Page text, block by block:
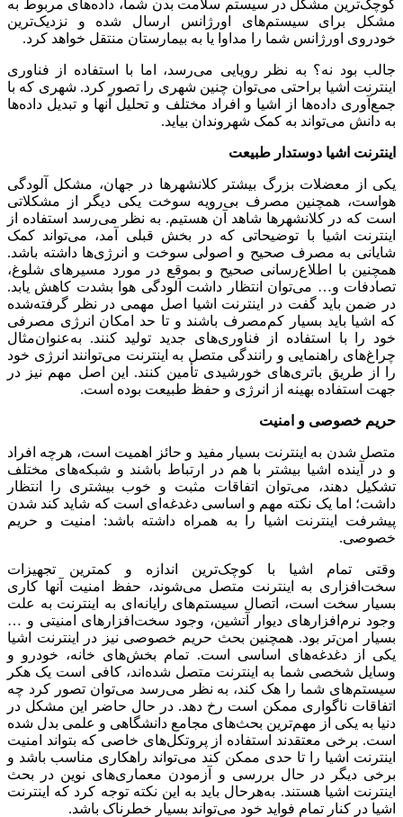
کوچک‌ترین مشکل در سیستم سلامت بدن شما، داده‌های مربوط به
مشکل برای سیستم‌های اورژانس ارسال‌ شده و نزدیک‌ترین
خودروی اورژانس شما را مداوا یا به بیمارستان منتقل خواهد کرد.
جالب بود نه؟ به نظر رویایی می‌رسد، اما با استفاده از فناوری
اینترنت اشیا براحتی می‌توان چنین شهری را تصور کرد. شهری که با
جمع‌آوری داده‌ها از اشیا و افراد مختلف و تحلیل آنها و تبدیل داده‌ها
به دانش می‌تواند به کمک شهروندان بیاید.
اینترنت اشیا دوستدار طبیعت
یکی از معضلات بزرگ بیشتر کلانشهرها در جهان، مشکل آلودگی
هواست، همچنین مصرف بی‌رویه سوخت یکی دیگر از مشکلاتی
است که در کلانشهرها شاهد آن هستیم. به نظر می‌رسد استفاده از
اینترنت اشیا با توضیحاتی که در بخش قبلی آمد، می‌تواند کمک
شایانی به مصرف صحیح و اصولی سوخت و انرژی‌ها داشته باشد.
همچنین با اطلاع‌رسانی صحیح و بموقع در مورد مسیرهای شلوغ،
تصادفات و… می‌توان انتظار داشت آلودگی هوا بشدت کاهش یابد.
در ضمن باید گفت در اینترنت اشیا اصل مهمی در نظر گرفته‌شده
که اشیا باید بسیار کم‌مصرف باشند و تا حد امکان انرژی مصرفی
خود را با استفاده از فناوری‌های جدید تولید کنند. به‌عنوان‌مثال
چراغ‌های راهنمایی و رانندگی متصل به اینترنت می‌توانند انرژی خود
را از طریق باتری‌های خورشیدی تأمین کنند. این اصل مهم نیز در
جهت استفاده بهینه از انرژی و حفظ طبیعت بوده است.
حریم خصوصی و امنیت
متصل شدن به اینترنت بسیار مفید و حائز اهمیت است، هرچه افراد
و در آینده اشیا بیشتر با هم در ارتباط باشند و شبکه‌های مختلف
تشکیل دهند، می‌توان اتفاقات مثبت و خوب بیشتری را انتظار
داشت؛ اما یک نکته مهم و اساسی دغدغه‌ای است که شاید کند شدن
پیشرفت اینترنت اشیا را به همراه داشته باشد: امنیت و حریم
خصوصی.
وقتی تمام اشیا با کوچک‌ترین اندازه و کمترین تجهیزات
سخت‌افزاری به اینترنت متصل می‌شوند، حفظ امنیت آنها کاری
بسیار سخت است، اتصال سیستم‌های رایانه‌ای به اینترنت به علت
وجود نرم‌افزارهای دیوار آتشین، وجود سخت‌افزارهای امنیتی و …
بسیار امن‌تر بود. همچنین بحث حریم خصوصی نیز در اینترنت اشیا
یکی از دغدغه‌های اساسی است. تمام بخش‌های خانه، خودرو و
وسایل شخصی شما به اینترنت متصل شده‌اند، کافی است یک هکر
سیستم‌های شما را هک کند، به نظر می‌رسد می‌توان تصور کرد چه
اتفاقات ناگواری ممکن است رخ دهد. در حال حاضر این مشکل در
دنیا به یکی از مهم‌ترین بحث‌های مجامع دانشگاهی و علمی بدل شده
است. برخی معتقدند استفاده از پروتکل‌های خاصی که بتواند امنیت
اینترنت اشیا را تا حدی ممکن کند می‌تواند راهکاری مناسب باشد و
برخی دیگر در حال بررسی و آزمودن معماری‌های نوین در بحث
اینترنت اشیا هستند. به‌هرحال باید به این نکته توجه کرد که اینترنت
اشیا در کنار تمام فواید خود می‌تواند بسیار خطرناک باشد.